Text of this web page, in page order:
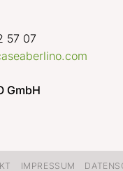
57 07
GmbH
IMPRESSUM